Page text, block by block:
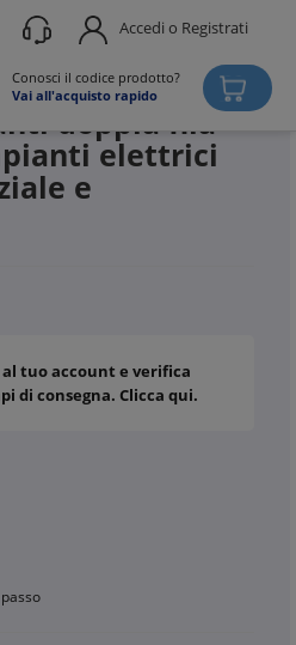
Accedi o Registrati
Conosci il codice prodotto?
Vai all'acquisto rapido
doppia fila
elettrici
e
tuo account e verifica
di consegna. Clicca qui.